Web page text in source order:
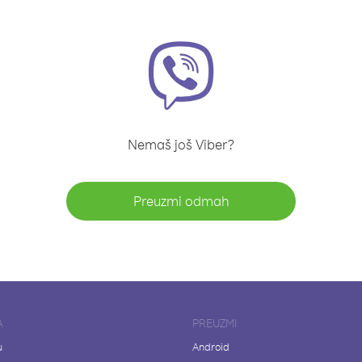
Nemaš još Viber?
Preuzmi odmah
PREUZMI
Android